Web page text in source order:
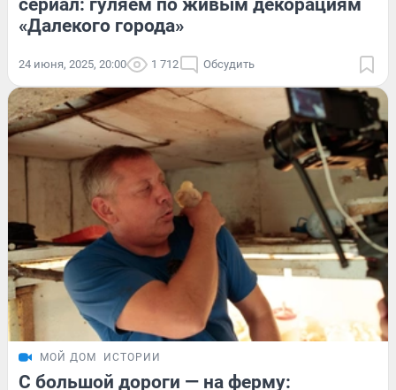
сериал: гуляем по живым декорациям
«Далекого города»
24 июня, 2025, 20:00 1 712 Обсудить
МОЙ ДОМ ИСТОРИИ
С большой дороги — на ферму: